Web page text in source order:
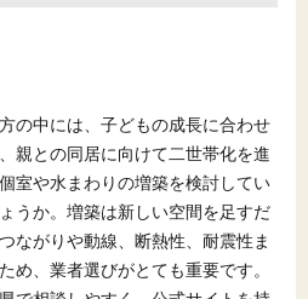
の中には、子どもの成長に合わせ
親との同居に向けて二世帯化を進
室や水まわりの増築を検討してい
うか。増築は新しい空間を足すだ
ながりや動線、断熱性、耐震性ま
め、業者選びがとても重要です。